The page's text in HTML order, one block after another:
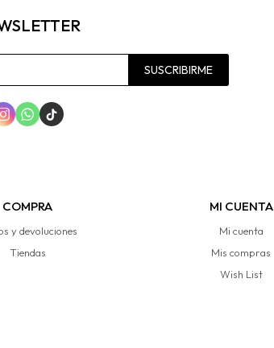
COMPRA
y devoluciones
Tiendas
MI CUENTA
Mi cuenta
Mis compras
Wish List
SUSCRIBIRME
 